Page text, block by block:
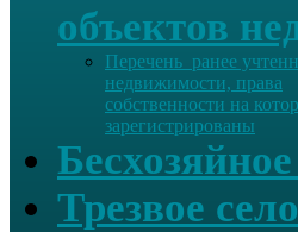
объектов
Перечень ранее
недвижимости, права
собственности на
зарегистрированы
Трезвое село